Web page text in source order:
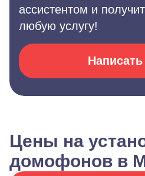
ассистентом и
любую услугу!
Цены на
домофонов в